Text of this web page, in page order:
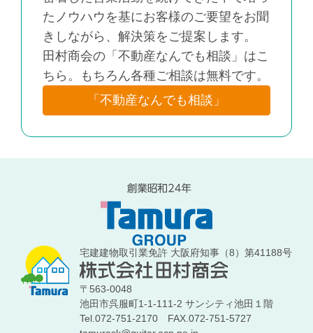
たノウハウを基にお客様のご要望をお聞
きしながら、解決策をご提案します。
田村商会の「不動産なんでも相談」はこ
ちら。もちろん各種ご相談は無料です。
「不動産なんでも相談」
宅建建物取引業免許 大阪府知事（8）第41188号
〒563-0048
池田市呉服町1-1-111-2 サンシティ池田１階
Tel.072-751-2170FAX.072-751-5727